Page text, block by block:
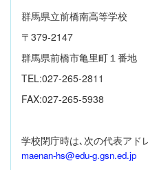
群馬県立前橋南高等学校
〒379-2147
群馬県前橋市亀里町１番地
TEL:027-265-2811
FAX:027-265-5938
学校閉庁時は､次の代表アド
maenan-hs@edu-g.gsn.ed.jp